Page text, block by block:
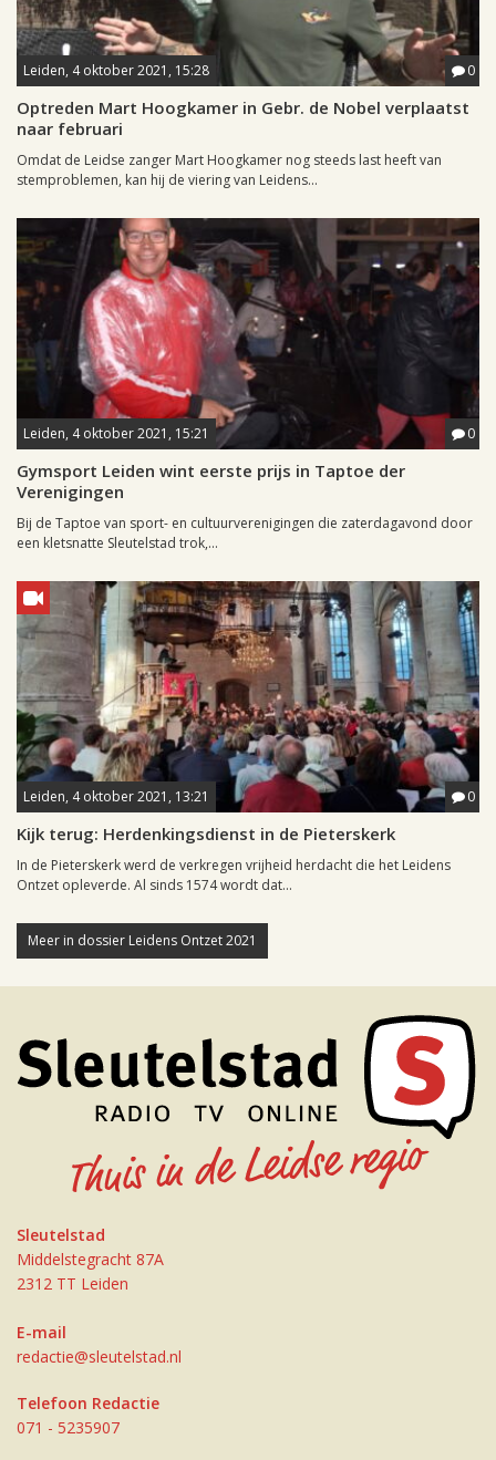
Leiden, 4 oktober 2021, 15:28 0
Optreden Mart Hoogkamer in Gebr. de Nobel verplaatst
naar februari
Omdat de Leidse zanger Mart Hoogkamer nog steeds last heeft van
stemproblemen, kan hij de viering van Leidens...
Leiden, 4 oktober 2021, 15:21 0
Gymsport Leiden wint eerste prijs in Taptoe der
Verenigingen
Bij de Taptoe van sport- en cultuurverenigingen die zaterdagavond door
een kletsnatte Sleutelstad trok,...
Leiden, 4 oktober 2021, 13:21 0
Kijk terug: Herdenkingsdienst in de Pieterskerk
In de Pieterskerk werd de verkregen vrijheid herdacht die het Leidens
Ontzet opleverde. Al sinds 1574 wordt dat...
Meer in dossier Leidens Ontzet 2021
Sleutelstad
Middelstegracht 87A
2312 TT Leiden
E-mail
redactie@sleutelstad.nl
Telefoon Redactie
071 - 5235907